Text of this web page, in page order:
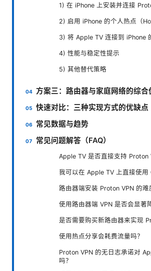
1) 在 iPhone 上安装并连接
2) 启用 iPhone 的个人热点（
3) 将 Apple TV 连接到 iPhone
4) 性能与稳定性提示
5) 其他替代策略
方案三：路由器与家庭网络的综合
快速对比：三种实现方式的优缺点
常见数据与趋势
常见问题解答（FAQ）
Apple TV 是否直接支持 Proton
我可以在 Apple TV 上直接使用
路由器端安装 Proton VPN 的难
使用路由器端 VPN 是否会显著
是否需要购买新路由器来实现
使用热点分享会耗费流量吗？
Proton VPN 的无日志承诺对
吗？